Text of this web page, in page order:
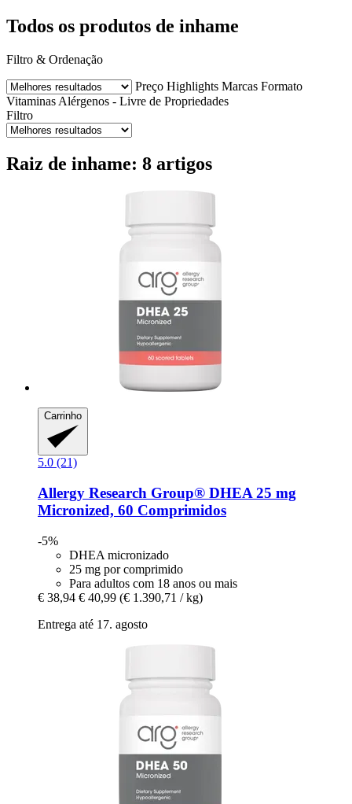
Todos os produtos de inhame
Filtro & Ordenação
Preço Highlights Marcas Formato
Vitaminas Alérgenos - Livre de Propriedades
Filtro
Raiz de inhame: 8 artigos
Carrinho
5.0 (21)
Allergy Research Group® DHEA 25 mg
Micronized, 60 Comprimidos
-5%
DHEA micronizado
25 mg por comprimido
Para adultos com 18 anos ou mais
€ 38,94 € 40,99 (€ 1.390,71 / kg)
Entrega até 17. agosto